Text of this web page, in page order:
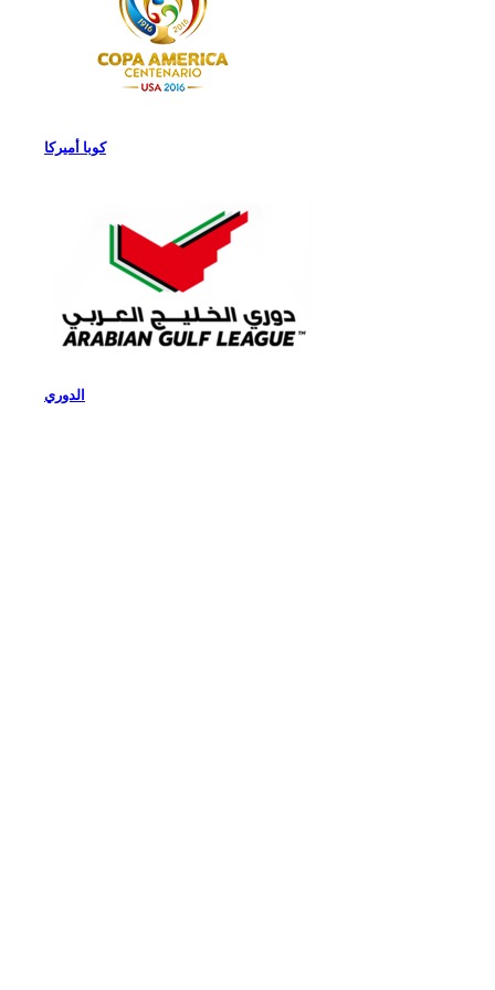
كوبا أميركا
الدوري